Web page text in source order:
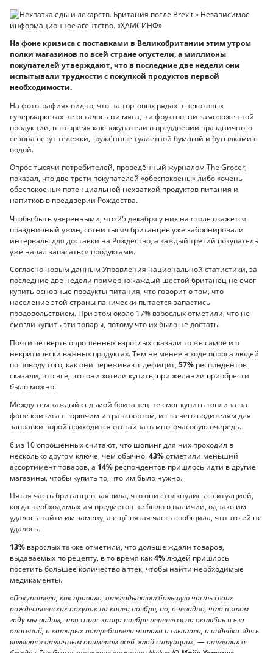
На фоне кризиса с поставками в Великобритании этим утром
полки магазинов по всей стране опустели, а миллионы
покупателей утверждают, что в последние две недели они
испытывали трудности с покупкой продуктов первой
необходимости.
На фотографиях видно, что на торговых рядах в некоторых
супермаркетах не осталось ни мяса, ни фруктов, ни замороженной
продукции, в то время как покупатели в преддверии праздничного
сезона везут тележки, гружённые туалетной бумагой и бутылками с
водой.
Опрос тысячи потребителей, проведённый журналом The Grocer,
показал, что две трети покупателей «обеспокоены» либо «очень
обеспокоены» потенциальной нехваткой продуктов питания и
напитков в преддверии Рождества.
Чтобы быть уверенными, что 25 декабря у них на столе окажется
праздничный ужин, сотни тысяч британцев уже забронировали
интервалы для доставки на Рождество, а каждый третий покупатель
уже начал запасаться продуктами.
Согласно новым данным Управления национальной статистики, за
последние две недели примерно каждый шестой британец не смог
купить основные продукты питания, что говорит о том, что
население этой страны панически пытается запастись
продовольствием. При этом около 17% взрослых отметили, что не
смогли купить эти товары, потому что их было не достать.
Почти четверть опрошенных взрослых сказали то же самое и о
некритически важных продуктах. Тем не менее в ходе опроса людей
по поводу того, как они переживают дефицит, 57% респондентов
сказали, что всё, что они хотели купить, при желании приобрести
было можно.
Между тем каждый седьмой британец не смог купить топлива на
фоне кризиса с горючим и транспортом, из-за чего водителям для
заправки порой приходится отстаивать многочасовую очередь.
6 из 10 опрошенных считают, что шопинг для них проходил в
несколько другом ключе, чем обычно.43%отметили меньший
ассортимент товаров, а 14% респондентов пришлось идти в другие
магазины, чтобы купить то, что им было нужно.
Пятая часть британцев заявила, что они столкнулись с ситуацией,
когда необходимых им предметов не было в наличии, однако им
удалось найти им замену, а ещё пятая часть сообщила, что это ей не
удалось.
13% взрослых также отметили, что дольше ждали товаров,
выдаваемых по рецепту, в то время как4%людей пришлось
посетить большее количество аптек, чтобы найти необходимые
медикаменты.
«Покупатели, как правило, откладывают большую часть своих
рождественских покупок на конец ноября, но, очевидно, что в этом
году мы видим, что спрос конца ноября перенёсся на октябрь из-за
опасений, о которых потребители читали и слышали, и индейки здесь
являются отличным примером всей этой ситуации», — отметил в